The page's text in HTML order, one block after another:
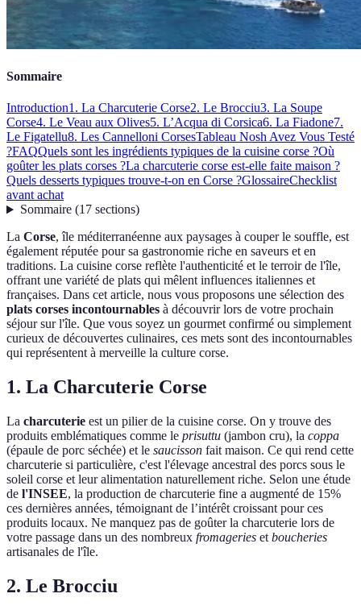
Sommaire
Introduction1. La Charcuterie Corse2. Le Brocciu3. La Soupe
Corse4. Le Veau aux Olives5. L’Acqua di Corsica6. La Fiadone7.
Le Figatellu8. Les Cannelloni CorsesTableau Nosh Avez Vous Testé
?FAQQuels sont les ingrédients typiques de la cuisine corse ?Où
goûter les plats corses ?La charcuterie corse est-elle faite maison ?
Quels desserts typiques trouve-t-on en Corse ?GlossaireChecklist
avant achat
Sommaire(17 sections)
La Corse, île méditerranéenne aux paysages à couper le souffle, est
également réputée pour sa gastronomie riche en saveurs et en
traditions. La cuisine corse reflète l'authenticité et le terroir de l'île,
offrant une variété de plats qui mêlent influences italiennes et
françaises. Dans cet article, nous vous proposons une sélection des
plats corses incontournables à découvrir lors de votre prochain
séjour sur l'île. Que vous soyez un gourmet confirmé ou simplement
curieux de découvertes culinaires, ces mets sont des incontournables
qui représentent à merveille la culture corse.
1. La Charcuterie Corse
La charcuterie est un pilier de la cuisine corse. On y trouve des
produits emblématiques comme le prisuttu (jambon cru), la coppa
(épaule de porc séchée) et le saucisson fait maison. Ce qui rend cette
charcuterie si particulière, c'est l'élevage ancestral des porcs sous le
soleil corse et leur alimentation naturellement riche. Selon une étude
de l'INSEE, la production de charcuterie fine a augmenté de 15%
ces dernières années, témoignant de l’intérêt croissant pour ces
produits locaux. Ne manquez pas de goûter la charcuterie lors de
votre passage dans un des nombreux fromageries et boucheries
artisanales de l'île.
2. Le Brocciu